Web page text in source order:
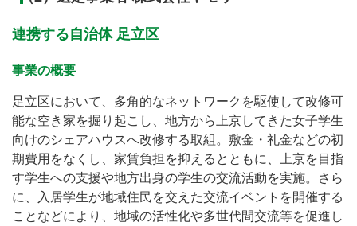
連携する自治体 足立区
事業の概要
足立区において、多角的なネットワークを駆使して改修可
能な空き家を掘り起こし、地方から上京してきた女子学生
向けのシェアハウスへ改修する取組。敷金・礼金などの初
期費用をなくし、家賃負担を抑えるとともに、上京を目指
す学生への支援や地方出身の学生の交流活動を実施。さら
に、入居学生が地域住民を交えた交流イベントを開催する
ことなどにより、地域の活性化や多世代間交流等を促進し